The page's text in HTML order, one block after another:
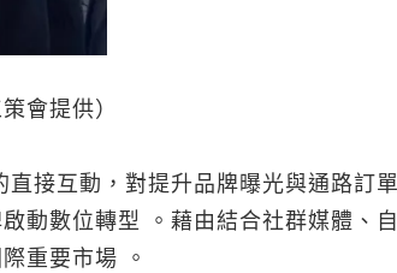
會提供）
接互動，對提升品牌曝光與通路訂
動數位轉型 。藉由結合社群媒體、
重要市場 。